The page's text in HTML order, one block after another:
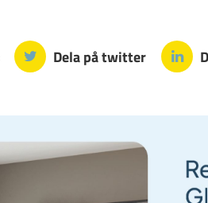
Dela på twitter